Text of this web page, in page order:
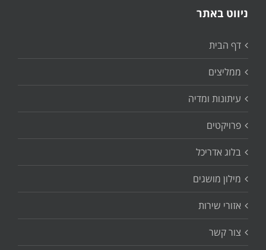
ניווט באתר
דף הבית
ממליצים
עיתונות ומדיה
פרויקטים
בלוג אדריכל
מילון מושגים
אזורי שירות
צור קשר